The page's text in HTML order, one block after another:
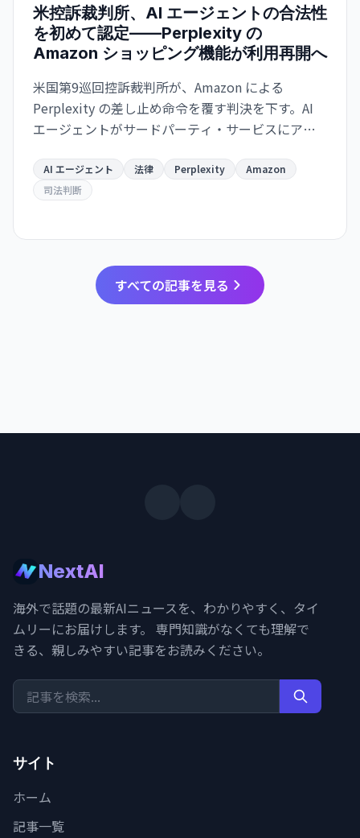
米控訴裁判所、AI エージェントの合法性
を初めて認定——Perplexity の
Amazon ショッピング機能が利用再開へ
米国第9巡回控訴裁判所が、Amazon による
Perplexity の差し止め命令を覆す判決を下す。AI
エージェントがサードパーティ・サービスにアク
れは AI エージェント産業全体に影響を与える先例
となります。
AI エージェント 法律 Perplexity
Amazon
司法判断
すべての記事を見る
NextAI
海外で話題の最新AIニュースを、わかりやすく、タイ
ムリーにお届けします。 専門知識がなくても理解で
きる、親しみやすい記事をお読みください。
サイト
ホーム
記事一覧